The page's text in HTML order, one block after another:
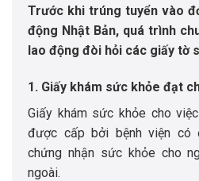
Trước khi trúng tuyển vào
động Nhật Bản, quá trình
lao động đòi hỏi các giấy tờ
1. Giấy khám sức khỏe đạt
Giấy khám sức khỏe cho
được cấp bởi bệnh viện có
chứng nhận sức khỏe cho
ngoài.